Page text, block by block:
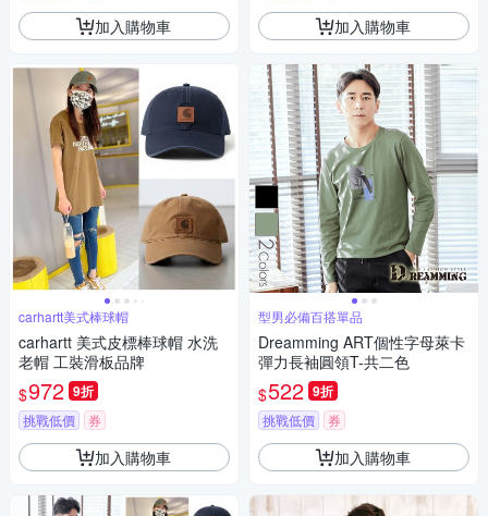
加入購物車
carhartt美式棒球帽
carhartt 美式皮標棒球帽 水洗
老帽 工裝滑板品牌
$972 9折
挑戰低價 券
加入購物車
加入購物車
型男必備百搭單品
Dreamming ART個性字母萊卡
彈力長袖圓領T-共二色
$522 9折
挑戰低價 券
加入購物車